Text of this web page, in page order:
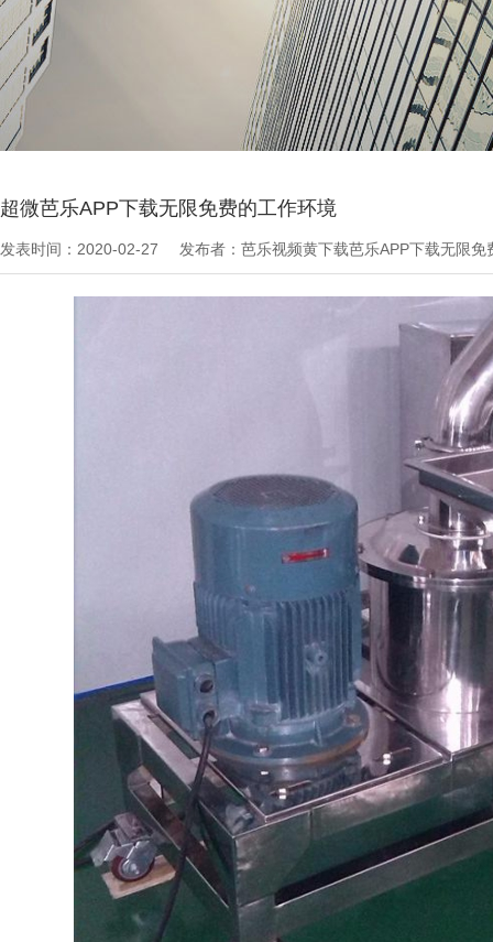
芭乐APP下载无限免费文章>最新资讯
超微芭乐APP下载无限免费的工作环境
发表时间：2020-02-27 发布者：芭乐视频黄下载芭乐APP下载无限